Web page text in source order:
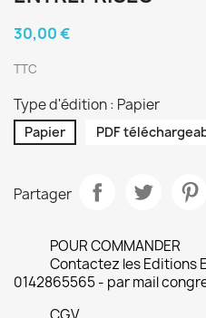
30,00 €
TTC
Type d'édition : Papier
Papier PDF
Partager
POUR COMMANDER
Contactez les Editions
0142865565 - par mail